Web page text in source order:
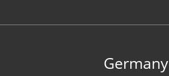
Germany